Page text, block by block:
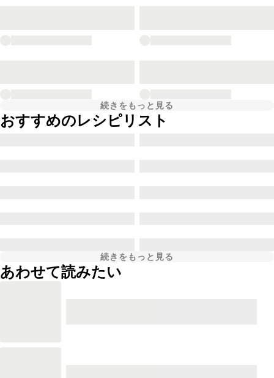
続きをもっと見る
おすすめのレシピリスト
続きをもっと見る
あわせて読みたい